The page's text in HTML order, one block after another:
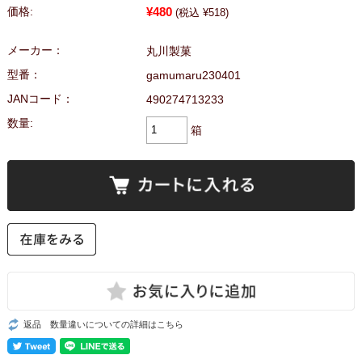
価格: ¥480 (税込 ¥518)
メーカー：
丸川製菓
型番：
gamumaru230401
JANコード：
490274713233
数量:
箱
返品 数量違いについての詳細はこちら